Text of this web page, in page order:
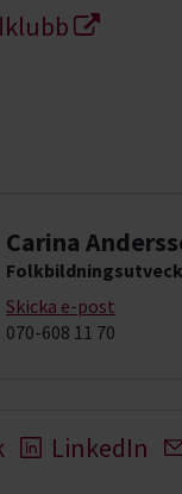
Carina
Skicka e-post
070-608 11 70
LinkedIn